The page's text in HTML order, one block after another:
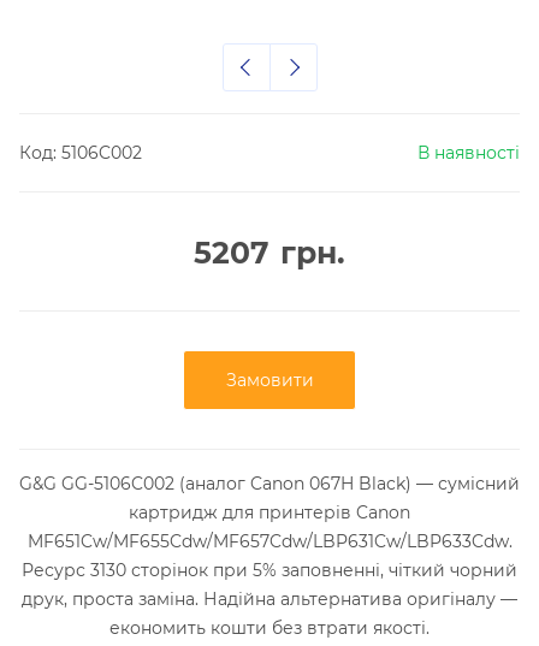
Код: 5106C002 В наявності
5207 грн.
Замовити
G&G GG-5106C002 (аналог Canon 067H Black) — сумісний
картридж для принтерів Canon
MF651Cw/MF655Cdw/MF657Cdw/LBP631Cw/LBP633Cdw.
Ресурс 3130 сторінок при 5% заповненні, чіткий чорний
друк, проста заміна. Надійна альтернатива оригіналу —
економить кошти без втрати якості.